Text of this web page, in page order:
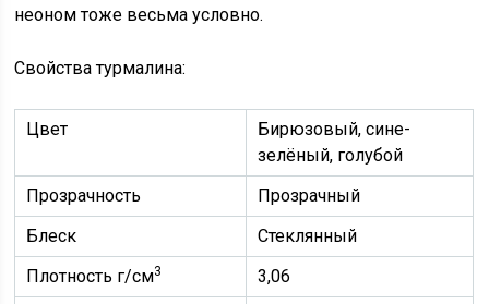
неоном тоже весьма условно.
Свойства турмалина:
Цвет
Бирюзовый, сине-
зелёный, голубой
Прозрачность
Прозрачный
Блеск
Стеклянный
Плотность г/см3
3,06